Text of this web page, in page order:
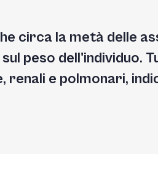
circa la metà delle
peso dell'individuo.
e polmonari,